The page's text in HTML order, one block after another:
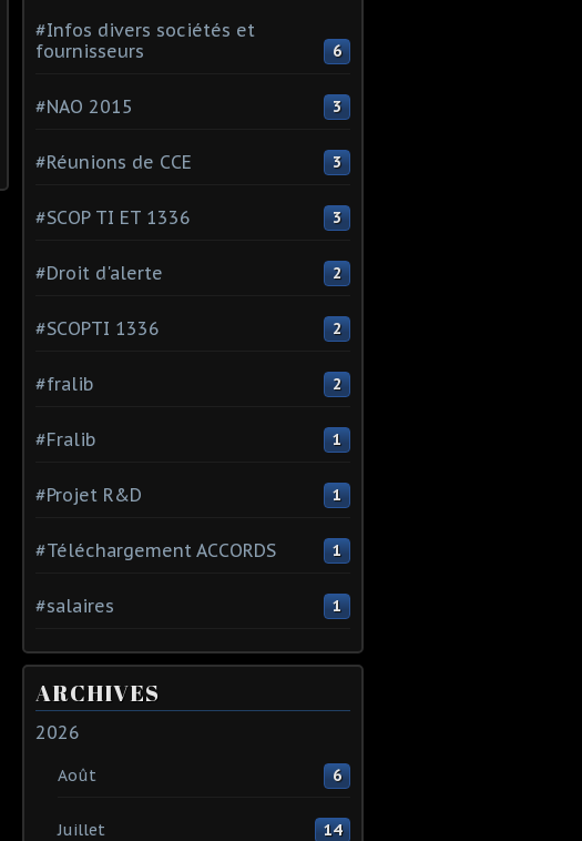
#Infos divers sociétés et
fournisseurs
6
#NAO 2015 3
#Réunions de CCE 3
#SCOP TI ET 1336 3
#Droit d'alerte 2
#SCOPTI 1336 2
#fralib 2
#Fralib 1
#Projet R&D 1
#Téléchargement ACCORDS 1
#salaires 1
ARCHIVES
2026
Août 6
Juillet 14